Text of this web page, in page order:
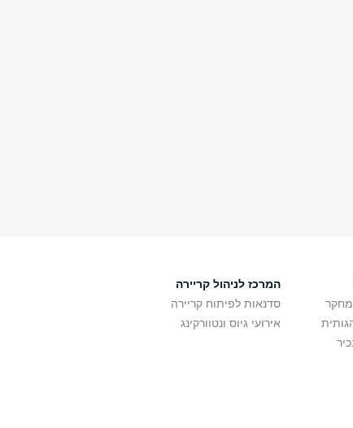
מחקר
המרכז לניהול קריירה
סדנאות לפיתוח קריירה
אירועי גיוס ונטוורקינג